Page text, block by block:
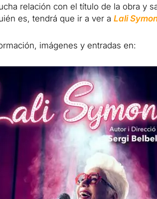
relación con el título de la obra y
es, tendrá que ir a ver a Lali
imágenes y entradas en: